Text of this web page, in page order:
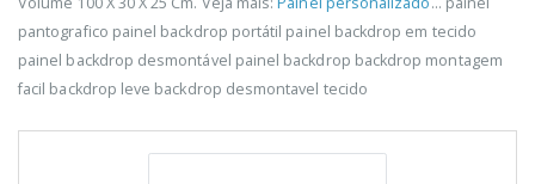
pantografico painel backdrop portátil painel backdrop em tecido
painel backdrop desmontável painel backdrop backdrop montagem
facil backdrop leve backdrop desmontavel tecido